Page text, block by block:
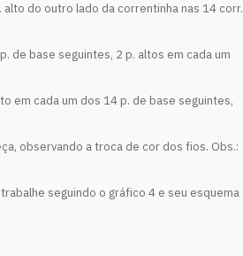
alto do outro lado da correntinha nas 14 corr.
de base seguintes, 2 p. altos em cada um
em cada um dos 14 p. de base seguintes,
observando a troca de cor dos fios. Obs.:
seguindo o gráfico 4 e seu esquema